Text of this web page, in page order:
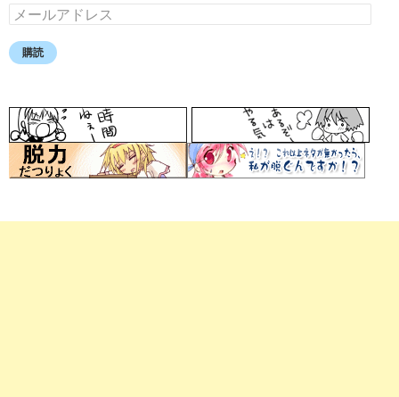
メ
ー
ル
ア
ス
購読